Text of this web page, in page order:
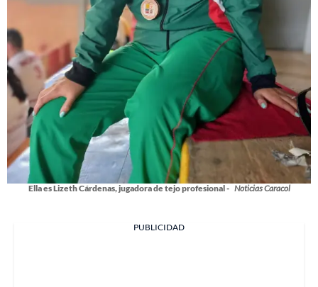
Ella es Lizeth Cárdenas, jugadora de tejo profesional - Noticias Caracol
PUBLICIDAD